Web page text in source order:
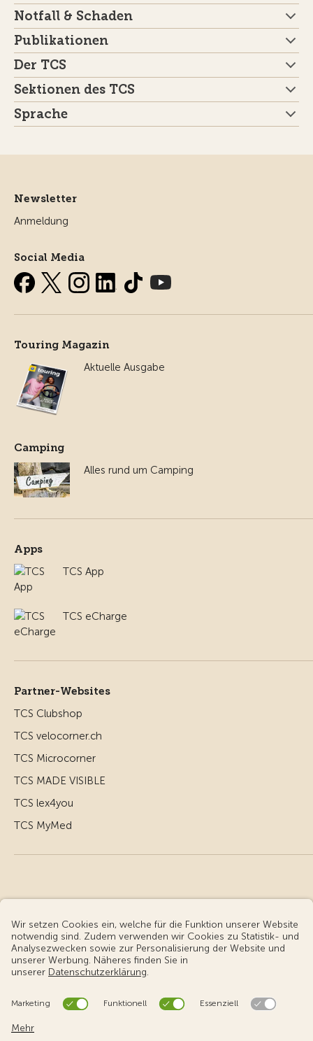
Notfall & Schaden
Publikationen
Der TCS
Sektionen des TCS
Sprache
Newsletter
Anmeldung
Social Media
Touring Magazin
Aktuelle Ausgabe
Camping
Alles rund um Camping
Apps
TCS App
TCS eCharge
Partner-Websites
TCS Clubshop
TCS velocorner.ch
TCS Microcorner
TCS MADE VISIBLE
TCS lex4you
TCS MyMed
© Touring Club Schweiz
Benutzungsbedingungen - rechtliche Informationen